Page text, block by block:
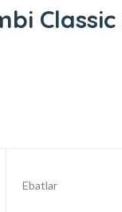
Classic
Ebatlar